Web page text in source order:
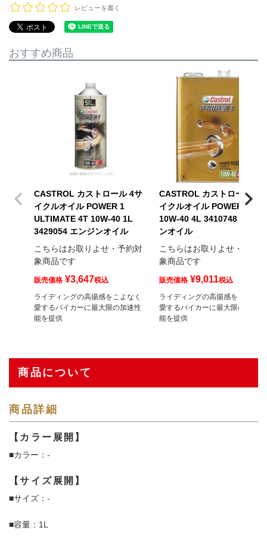
レビューを書く
おすすめ商品
CASTROL カストロール 4サ
イクルオイル POWER 1
ULTIMATE 4T 10W-40 1L
3429054 エンジンオイル
こちらはお取りよせ・予約対
象商品です
販売価格 ¥3,647税込
ライディングの高揚感をこよなく
愛するバイカーに最大限の加速性
能を提供
CASTROL カストロール 4サ
イクルオイル POWER 1 4T
10W-40 4L 3410748 エンジ
ンオイル
こちらはお取りよせ・予約対
象商品です
販売価格 ¥9,011税込
ライディングの高揚感をこよなく
愛するバイカーに最大限の加速性
能を提供
商品について
商品詳細
【カラー展開】
■カラー：-
【サイズ展開】
■サイズ：-
■容量：1L